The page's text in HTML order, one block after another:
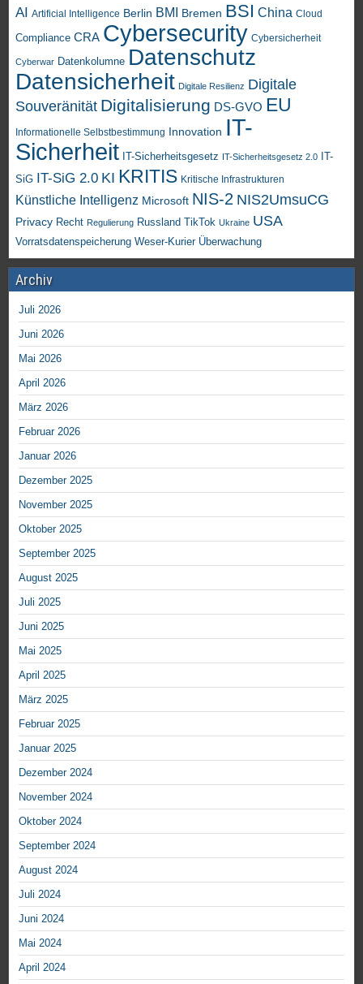
AI Artificial Intelligence Berlin BMI Bremen BSI China Cloud
Compliance CRA Cybersecurity Cybersicherheit
Cyberwar Datenkolumne Datenschutz
Datensicherheit Digitale Resilienz Digitale
Souveränität Digitalisierung DS-GVO EU
Informationelle Selbstbestimmung Innovation IT-
Sicherheit IT-Sicherheitsgesetz IT-Sicherheitsgesetz 2.0
IT-
SiG IT-SiG 2.0 KI KRITIS Kritische Infrastrukturen
Künstliche Intelligenz Microsoft NIS-2 NIS2UmsuCG
Privacy Recht Regulierung Russland TikTok Ukraine USA
Vorratsdatenspeicherung Weser-Kurier Überwachung
Archiv
Juli 2026
Juni 2026
Mai 2026
April 2026
März 2026
Februar 2026
Januar 2026
Dezember 2025
November 2025
Oktober 2025
September 2025
August 2025
Juli 2025
Juni 2025
Mai 2025
April 2025
März 2025
Februar 2025
Januar 2025
Dezember 2024
November 2024
Oktober 2024
September 2024
August 2024
Juli 2024
Juni 2024
Mai 2024
April 2024